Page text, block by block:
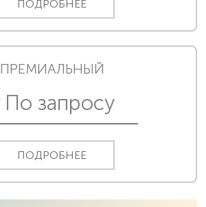
ПОДРОБНЕЕ
ПРЕМИАЛЬНЫЙ
По запросу
ПОДРОБНЕЕ